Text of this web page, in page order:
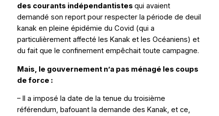
des courants indépendantistes qui avaient
demandé son report pour respecter la période de deuil
kanak en pleine épidémie du Covid (qui a
particulièrement affecté les Kanak et les Océaniens) et
du fait que le confinement empêchait toute campagne.
Mais, le gouvernement n’a pas ménagé les coups
de force :
– Il a imposé la date de la tenue du troisième
référendum, bafouant la demande des Kanak, et ce,